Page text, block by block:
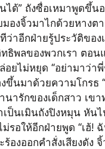
ได้” ถังซื่อเหมาพูดขึ้น
มองจิ้วมาไกด้วยหางต
ว่าอีกฝ่ายรู้ประวัติของ
ทธิพลของพวกเรา ตอ
อยไม่หยุด “อย่ามาว่า
งขึ้นมาด้วยความโกรธ
นารักของเด็กสาว เขา
เป็นเมินถังปิงหมุน หัน
รอให้อีกฝ่ายพูด “เฮ้!
ร้องออกคำสั่งเสียงดัง